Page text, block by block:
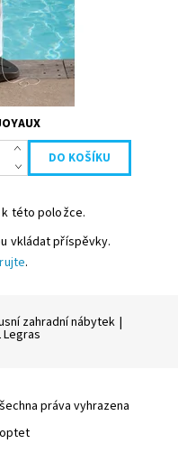
této položce.
vkládat příspěvky.
.
zahradní nábytek |
Legras
práva vyhrazena